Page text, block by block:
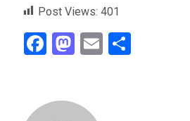
Post Views: 401
Facebook
Mastodon
Email